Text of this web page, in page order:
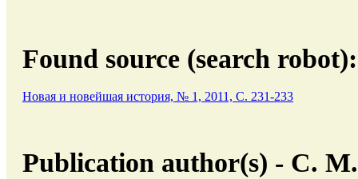
Found source (search robot):
Новая и новейшая история, № 1, 2011, C. 231-233
Publication author(s) - С.